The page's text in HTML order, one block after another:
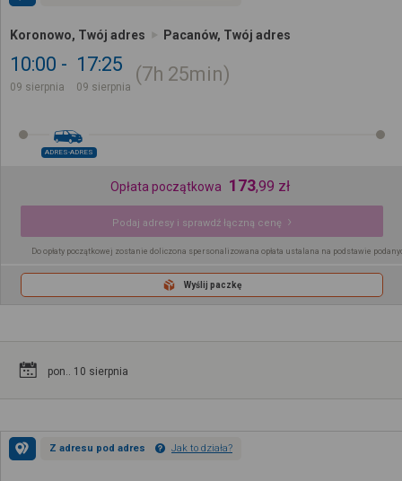
Koronowo, Twój adres Pacanów, Twój adres
10:00
09 sierpnia
17:25
09 sierpnia
7h 25min
ADRES-ADRES
Opłata początkowa 173,99 zł
Podaj adresy i sprawdź łączną cenę
Do opłaty początkowej zostanie doliczona spersonalizowana opłata ustalana na podstawie
Wyślij paczkę
pon.. 10 sierpnia
Z adresu pod adres Jak to działa?